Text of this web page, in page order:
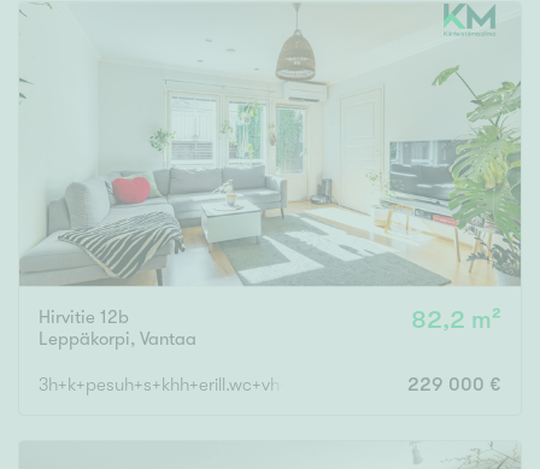
Hirvitie 12b
Leppäkorpi, Vantaa
82,2 m²
3h+k+pesuh+s+khh+erill.wc+vh+var. 229 000 €